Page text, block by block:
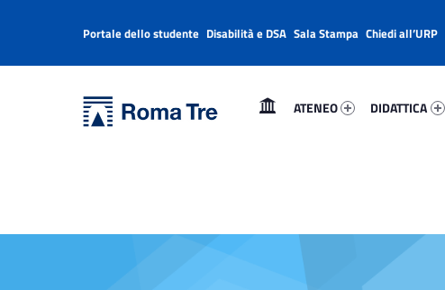
Ufficio di strumenti tecnologici per la comunicazione digitale - Università Roma Tre
ATENEO
DIDATTICA
Header info sidebar
Portale dello studente Disabilità e DSA Sala Stampa Chiedi all’URP